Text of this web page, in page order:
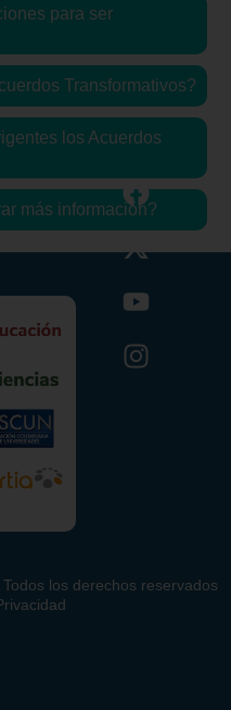
para ser
Transformativos?
los Acuerdos
más información?
los derechos reservados